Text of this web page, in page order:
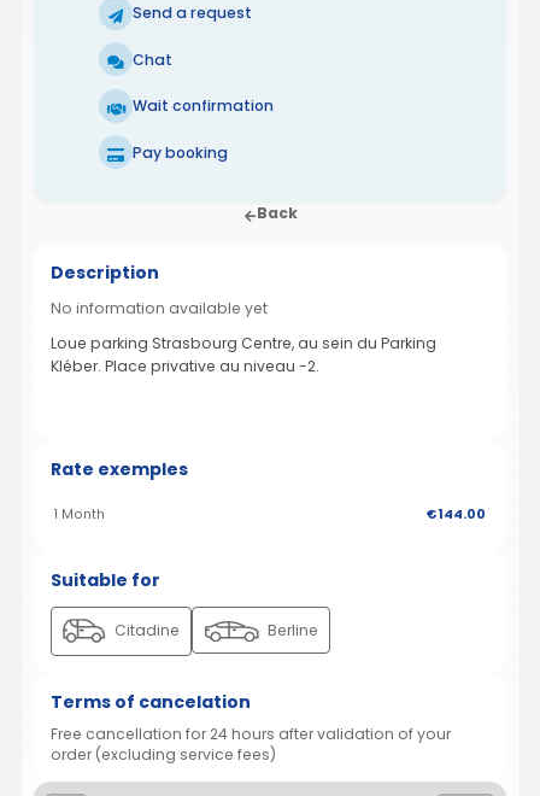
Send a request
Chat
Wait confirmation
Pay booking
Back
Description
No information available yet
Loue parking Strasbourg Centre, au sein du Parking
Kléber. Place privative au niveau -2.
Rate exemples
1 Month €144.00
Suitable for
Citadine Berline
Terms of cancelation
Free cancellation for 24 hours after validation of your
order (excluding service fees)